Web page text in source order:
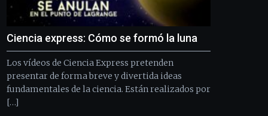
monólogos,
conferencias,
y
espectáculos
de
Ciencia express: Cómo se formó la luna
Los vídeos de Ciencia Express pretenden
presentar de forma breve y divertida ideas
fundamentales de la ciencia. Están realizados por
[…]